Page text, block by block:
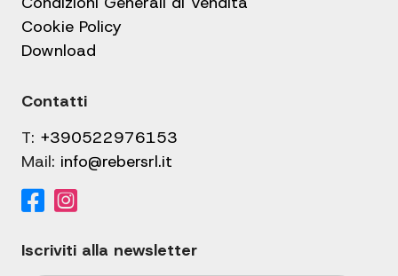
Cookie Policy
Download
Contatti
T: +390522976153
Mail: info@rebersrl.it
Iscriviti alla newsletter